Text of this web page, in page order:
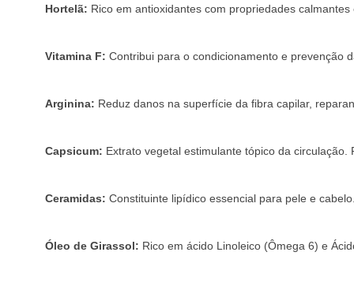
Hortelã: Rico em antioxidantes com propriedades
Vitamina F: Contribui para o condicionamento e prevenção
Arginina: Reduz danos na superfície da fibra capilar,
Capsicum: Extrato vegetal estimulante tópico da
Ceramidas: Constituinte lipídico essencial para pele e
Óleo de Girassol: Rico em ácido Linoleico (Ômega 6) e